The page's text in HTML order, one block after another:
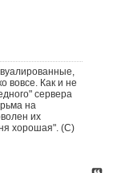
вовсе. Как и не
сервера
на
их
хорошая". (С)